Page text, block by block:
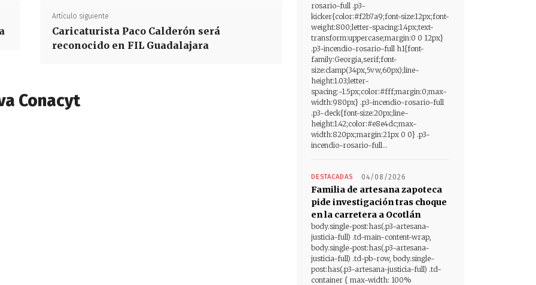
Artículo siguiente
Caricaturista Paco Calderón será
reconocido en FIL Guadalajara
Conacyt
rosario-full .p3-
kicker{color:#f2b7a9;font-size:12px;font-
weight:800;letter-spacing:1.4px;text-
transform:uppercase;margin:0 0 12px}
.p3-incendio-rosario-full h1{font-
family:Georgia,serif;font-
size:clamp(34px,5vw,60px);line-
height:1.03;letter-
spacing:-1.5px;color:#fff;margin:0;max-
width:980px} .p3-incendio-rosario-full
.p3-deck{font-size:20px;line-
height:1.42;color:#e8e4dc;max-
width:820px;margin:21px 0 0} .p3-
incendio-rosario-full...
DESTACADAS 04/08/2026
Familia de artesana zapoteca
pide investigación tras choque
en la carretera a Ocotlán
body.single-post:has(.p3-artesana-
justicia-full) .td-main-content-wrap,
body.single-post:has(.p3-artesana-
justicia-full) .td-pb-row, body.single-
post:has(.p3-artesana-justicia-full) .td-
container { max-width: 100%